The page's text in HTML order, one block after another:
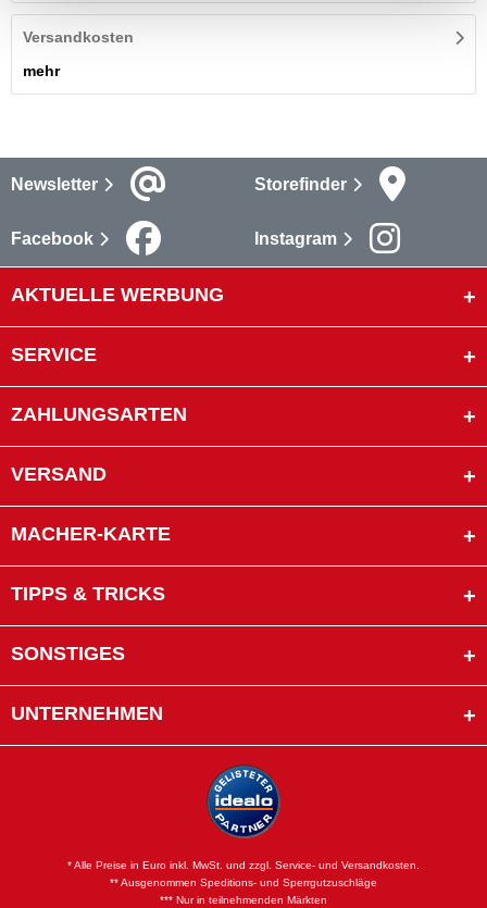
Versandkosten
mehr
Newsletter Storefinder
Facebook Instagram
AKTUELLE WERBUNG
SERVICE
ZAHLUNGSARTEN
VERSAND
MACHER-KARTE
TIPPS & TRICKS
SONSTIGES
UNTERNEHMEN
* Alle Preise in Euro inkl. MwSt. und zzgl. Service- und Versandkosten.
** Ausgenommen Speditions- und Sperrgutzuschläge
*** Nur in teilnehmenden Märkten